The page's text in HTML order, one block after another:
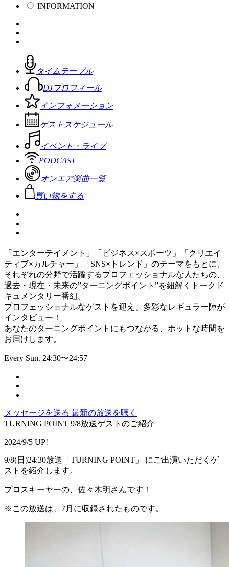
INFORMATION
タイムテーブル
DJプロフィール
インフォメーション
ゲストスケジュール
イベント・ライブ
PODCAST
オンエア楽曲一覧
買い物をする
「エンターテイメント」「ビジネス×スポーツ」「クリエイ
ティブ×カルチャー」「SNS×トレンド」のテーマをもとに、
それぞれの分野で活躍するプロフェッショナルな人たちの、
過去・現在・未来の”ターニングポイント”を紐解くトークド
キュメンタリー番組。
プロフェッショナルなゲストを迎え、多彩なレギュラー陣が
インタビュー！
あなたのターニングポイントにもつながる、ホットな時間を
お届けします。
Every Sun. 24:30〜24:57
メッセージを送る 最新の放送を聴く
TURNING POINT 9/8放送ゲストのご紹介
2024/9/5 UP!
9/8(日)24:30放送「TURNING POINT」 にご出演いただくゲ
ストを紹介します。
プロスキーヤーの、佐々木明さんです！
※この放送は、7月に収録されたものです。